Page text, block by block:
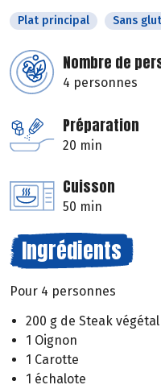
Plat principal Sans
Nombre de
4 personnes
Préparation
20 min
Cuisson
50 min
Ingrédients
Pour 4 personnes
200 g de Steak végétal
1 Oignon
1 Carotte
1 échalote